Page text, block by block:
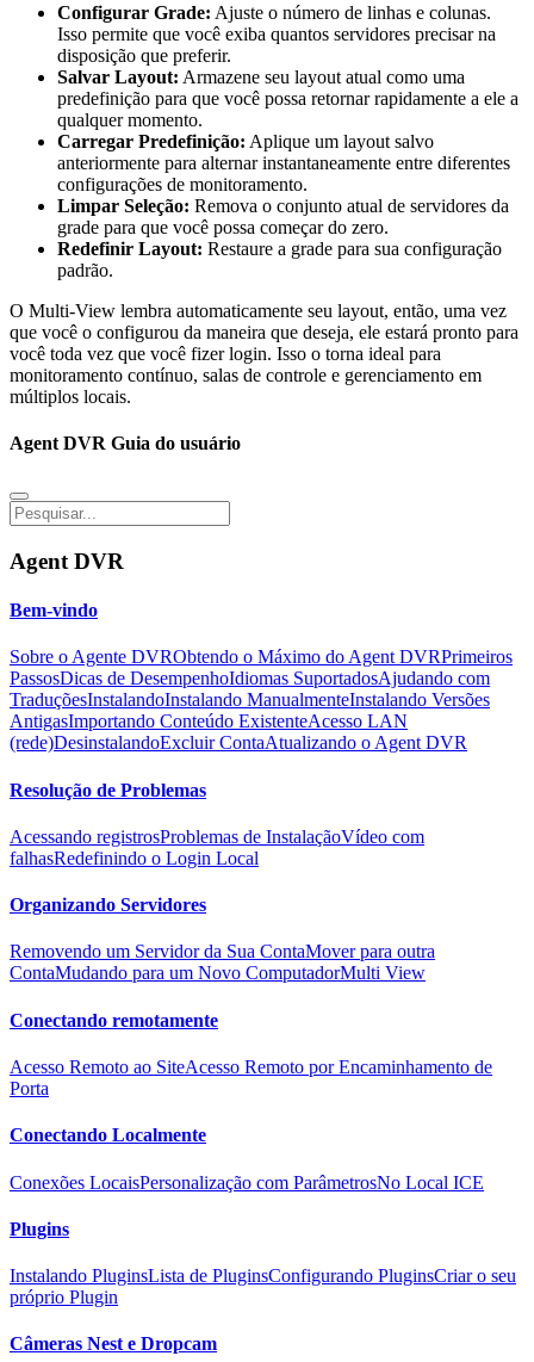
Configurar Grade: Ajuste o número de linhas e colunas.
Isso permite que você exiba quantos servidores precisar na
disposição que preferir.
Salvar Layout: Armazene seu layout atual como uma
predefinição para que você possa retornar rapidamente a ele a
qualquer momento.
Carregar Predefinição: Aplique um layout salvo
anteriormente para alternar instantaneamente entre diferentes
configurações de monitoramento.
Limpar Seleção: Remova o conjunto atual de servidores da
grade para que você possa começar do zero.
Redefinir Layout: Restaure a grade para sua configuração
padrão.
O Multi-View lembra automaticamente seu layout, então, uma vez
que você o configurou da maneira que deseja, ele estará pronto para
você toda vez que você fizer login. Isso o torna ideal para
monitoramento contínuo, salas de controle e gerenciamento em
múltiplos locais.
Agent DVR Guia do usuário
Agent DVR
Bem-vindo
Sobre o Agente DVRObtendo o Máximo do Agent DVRPrimeiros
PassosDicas de DesempenhoIdiomas SuportadosAjudando com
TraduçõesInstalandoInstalando ManualmenteInstalando Versões
AntigasImportando Conteúdo ExistenteAcesso LAN
(rede)DesinstalandoExcluir ContaAtualizando o Agent DVR
Resolução de Problemas
Acessando registrosProblemas de InstalaçãoVídeo com
falhasRedefinindo o Login Local
Organizando Servidores
Removendo um Servidor da Sua ContaMover para outra
ContaMudando para um Novo ComputadorMulti View
Conectando remotamente
Acesso Remoto ao SiteAcesso Remoto por Encaminhamento de
Porta
Conectando Localmente
Conexões LocaisPersonalização com ParâmetrosNo Local ICE
Plugins
Instalando PluginsLista de PluginsConfigurando PluginsCriar o seu
próprio Plugin
Câmeras Nest e Dropcam